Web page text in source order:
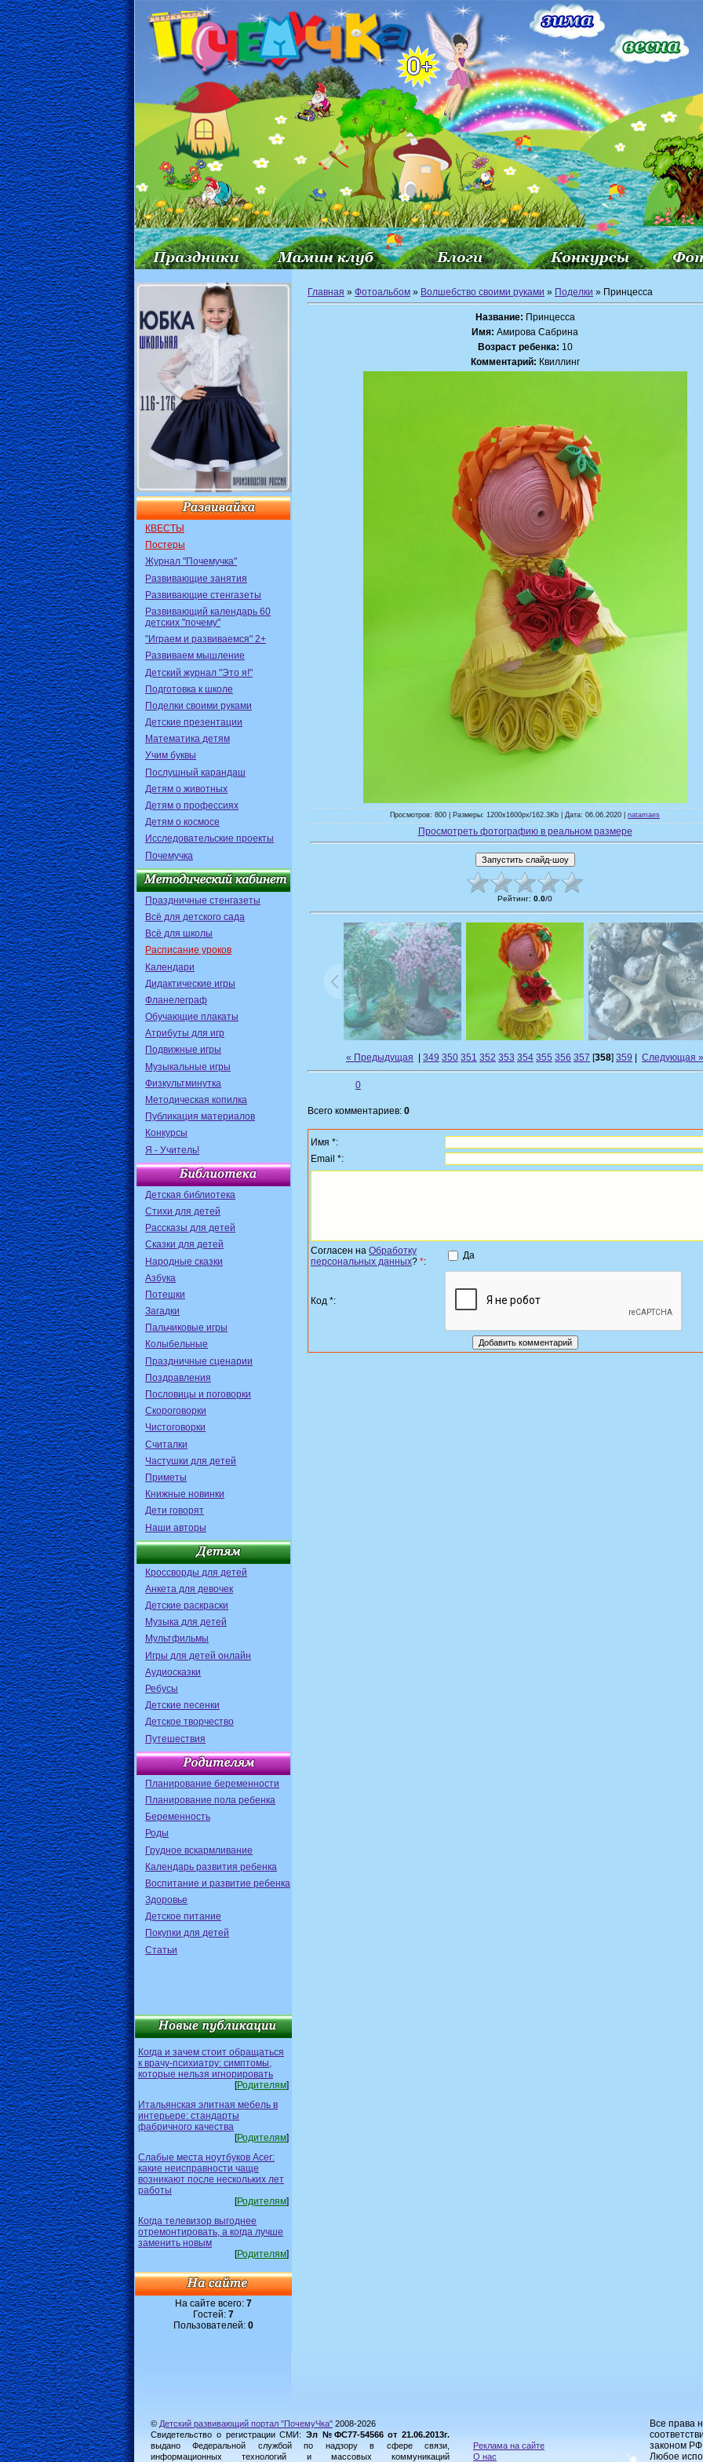
КВЕСТЫ
Постеры
Журнал "Почемучка"
Развивающие занятия
Развивающие стенгазеты
Развивающий календарь 60
детских "почему"
"Играем и развиваемся" 2+
Развиваем мышление
Детский журнал "Это я!"
Подготовка к школе
Поделки своими руками
Детские презентации
Математика детям
Учим буквы
Послушный карандаш
Детям о животных
Детям о профессиях
Детям о космосе
Исследовательские проекты
Почемучка
Праздничные стенгазеты
Всё для детского сада
Всё для школы
Расписание уроков
Календари
Дидактические игры
Фланелеграф
Обучающие плакаты
Атрибуты для игр
Подвижные игры
Музыкальные игры
Физкультминутка
Методическая копилка
Публикация материалов
Конкурсы
Я - Учитель!
Детская библиотека
Стихи для детей
Рассказы для детей
Сказки для детей
Народные сказки
Азбука
Потешки
Загадки
Пальчиковые игры
Колыбельные
Праздничные сценарии
Поздравления
Пословицы и поговорки
Скороговорки
Чистоговорки
Считалки
Частушки для детей
Приметы
Книжные новинки
Дети говорят
Наши авторы
Кроссворды для детей
Анкета для девочек
Детские раскраски
Музыка для детей
Мультфильмы
Игры для детей онлайн
Аудиосказки
Ребусы
Детские песенки
Детское творчество
Путешествия
Планирование беременности
Планирование пола ребенка
Беременность
Роды
Грудное вскармливание
Календарь развития ребенка
Воспитание и развитие ребенка
Здоровье
Детское питание
Покупки для детей
Статьи
Когда и зачем стоит обращаться
к врачу-психиатру: симптомы,
которые нельзя игнорировать
[Родителям]
Итальянская элитная мебель в
интерьере: стандарты
фабричного качества
[Родителям]
Слабые места ноутбуков Acer:
какие неисправности чаще
возникают после нескольких лет
работы
[Родителям]
Когда телевизор выгоднее
отремонтировать, а когда лучше
заменить новым
[Родителям]
На сайте всего: 7
Гостей: 7
Пользователей: 0
Главная » Фотоальбом » Волшебство своими руками » Поделки » Принцесса
Название: Принцесса
Имя: Амирова Сабрина
Возраст ребенка: 10
Комментарий: Квиллинг
Просмотров: 800 | Размеры: 1200x1600px/162.3Kb | Дата: 06.06.2020 | natamaes
Просмотреть фотографию в реальном размере
Рейтинг: 0.0/0
« Предыдущая 349 350 351 352 353 354 355 356 357 [358] 359 Следующая »
0
Всего комментариев: 0
Имя *:
Email *:
Согласен на Обработку
персональных данных? *:
Да
Код *:
© Детский развивающий портал "ПочемуЧка" 2008-2026
Свидетельство о регистрации СМИ: Эл №ФС77-54566 от 21.06.2013г.
выдано Федеральной службой по надзору в сфере связи,
информационных технологий и массовых коммуникаций
Реклама на сайте
О нас
Все права
законом
Любое